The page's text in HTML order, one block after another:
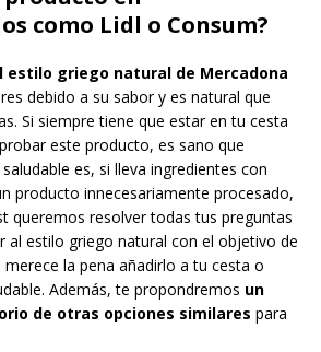
como Lidl o Consum?
estilo griego natural de Mercadona
debido a su sabor y es natural que
Si siempre tiene que estar en tu cesta
este producto, es sano que
es, si lleva ingredientes con
producto innecesariamente procesado,
queremos resolver todas tus preguntas
al estilo griego natural con el objetivo de
merece la pena añadirlo a tu cesta o
Además, te propondremos un
de otras opciones similares para